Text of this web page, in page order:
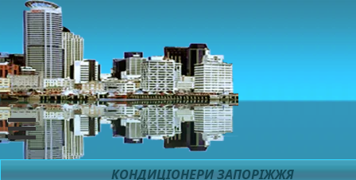
КОНДИЦІОНЕРИ ЗАПОРІЖЖЯ